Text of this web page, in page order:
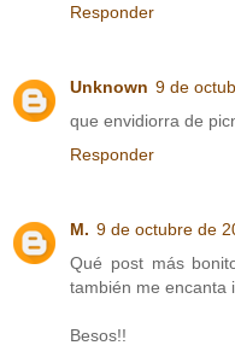
Responder
Unknown 9 de
que envidiorra de
Responder
M. 9 de octubre de
Qué post más
también me encanta
Besos!!